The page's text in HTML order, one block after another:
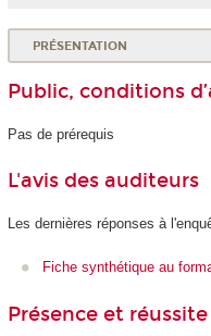
PRÉSENTATION
Public, conditions
Pas de prérequis
L'avis des auditeurs
Les dernières réponses à
Fiche synthétique au
Présence et